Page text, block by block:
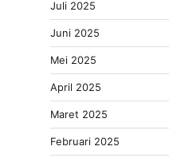
Juli 2025
Juni 2025
Mei 2025
April 2025
Maret 2025
Februari 2025